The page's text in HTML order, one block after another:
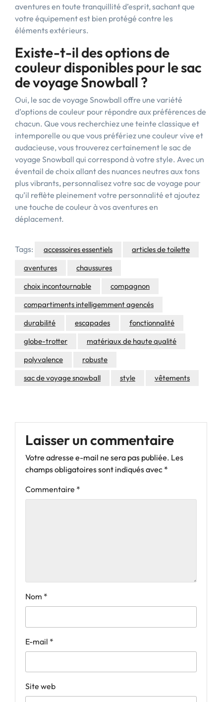
aventures en toute tranquillité d’esprit, sachant que
votre équipement est bien protégé contre les
éléments extérieurs.
Existe-t-il des options de
couleur disponibles pour le sac
de voyage Snowball ?
Oui, le sac de voyage Snowball offre une variété
d’options de couleur pour répondre aux préférences de
chacun. Que vous recherchiez une teinte classique et
intemporelle ou que vous préfériez une couleur vive et
audacieuse, vous trouverez certainement le sac de
voyage Snowball qui correspond à votre style. Avec un
éventail de choix allant des nuances neutres aux tons
plus vibrants, personnalisez votre sac de voyage pour
qu’il reflète pleinement votre personnalité et ajoutez
une touche de couleur à vos aventures en
déplacement.
Tags: accessoires essentiels
articles de toilette
aventures
chaussures
choix incontournable
compagnon
compartiments intelligemment agencés
durabilité
escapades
fonctionnalité
globe-trotter
matériaux de haute qualité
polyvalence
robuste
sac de voyage snowball
style vêtements
Laisser un commentaire
Votre adresse e-mail ne sera pas publiée. Les
champs obligatoires sont indiqués avec *
Commentaire *
Nom *
E-mail *
Site web